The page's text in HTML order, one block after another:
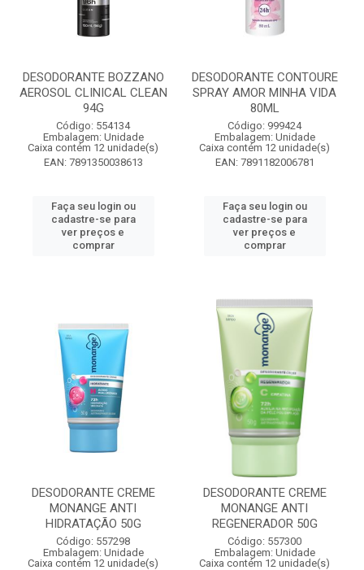
DESODORANTE BOZZANO
AEROSOL CLINICAL CLEAN
94G
Código: 554134
Embalagem: Unidade
Caixa contém 12 unidade(s)
EAN: 7891350038613
Faça seu login ou
cadastre-se para
ver preços e
comprar
DESODORANTE CONTOURE
SPRAY AMOR MINHA VIDA
80ML
Código: 999424
Embalagem: Unidade
Caixa contém 12 unidade(s)
EAN: 7891182006781
Faça seu login ou
cadastre-se para
ver preços e
comprar
DESODORANTE CREME
MONANGE ANTI
HIDRATAÇÃO 50G
Código: 557298
Embalagem: Unidade
Caixa contém 12 unidade(s)
DESODORANTE CREME
MONANGE ANTI
REGENERADOR 50G
Código: 557300
Embalagem: Unidade
Caixa contém 12 unidade(s)